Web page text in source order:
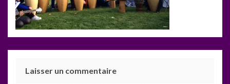
Laisser un commentaire